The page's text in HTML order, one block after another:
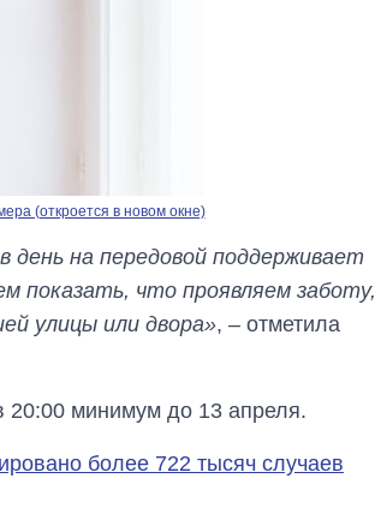
(откроется в новом окне)
день на передовой поддерживает
показать, что проявляем заботу,
улицы или двора», – отметила
20:00 минимум до 13 апреля.
более 722 тысяч случаев